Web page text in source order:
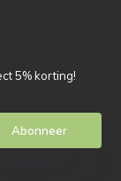
5% korting!
Abonneer